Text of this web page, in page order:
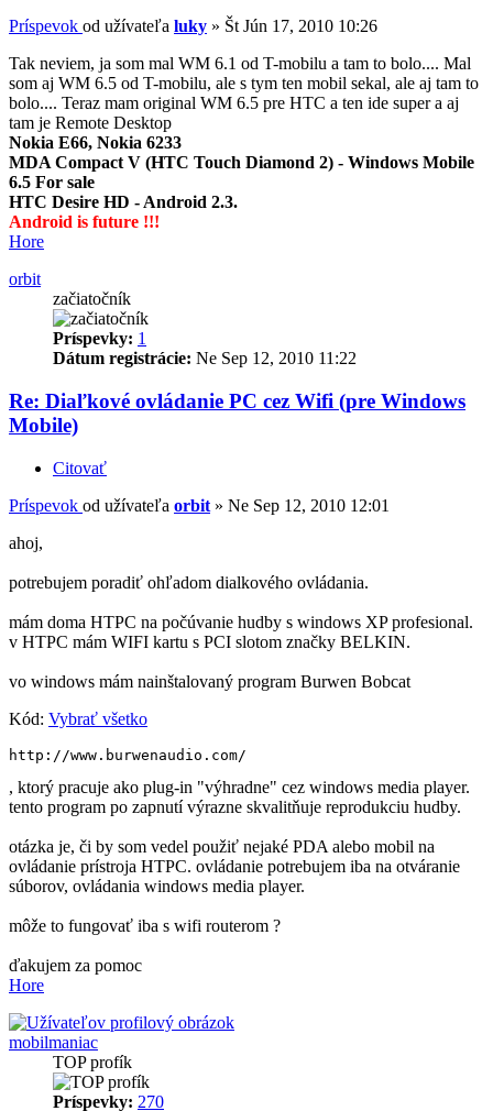
Príspevok od užívateľa luky » Št Jún 17, 2010 10:26
Tak neviem, ja som mal WM 6.1 od T-mobilu a tam to bolo.... Mal
som aj WM 6.5 od T-mobilu, ale s tym ten mobil sekal, ale aj tam to
bolo.... Teraz mam original WM 6.5 pre HTC a ten ide super a aj
tam je Remote Desktop
Nokia E66, Nokia 6233
MDA Compact V (HTC Touch Diamond 2) - Windows Mobile
6.5 For sale
HTC Desire HD - Android 2.3.
Android is future !!!
Hore
orbit
začiatočník
Príspevky: 1
Dátum registrácie: Ne Sep 12, 2010 11:22
Re: Diaľkové ovládanie PC cez Wifi (pre Windows
Mobile)
Citovať
Príspevok od užívateľa orbit » Ne Sep 12, 2010 12:01
ahoj,
potrebujem poradiť ohľadom dialkového ovládania.
mám doma HTPC na počúvanie hudby s windows XP profesional.
v HTPC mám WIFI kartu s PCI slotom značky BELKIN.
vo windows mám nainštalovaný program Burwen Bobcat
Kód: Vybrať všetko
http://www.burwenaudio.com/
, ktorý pracuje ako plug-in "výhradne" cez windows media player.
tento program po zapnutí výrazne skvalitňuje reprodukciu hudby.
otázka je, či by som vedel použiť nejaké PDA alebo mobil na
ovládanie prístroja HTPC. ovládanie potrebujem iba na otváranie
súborov, ovládania windows media player.
môže to fungovať iba s wifi routerom ?
ďakujem za pomoc
Hore
mobilmaniac
TOP profík
Príspevky: 270